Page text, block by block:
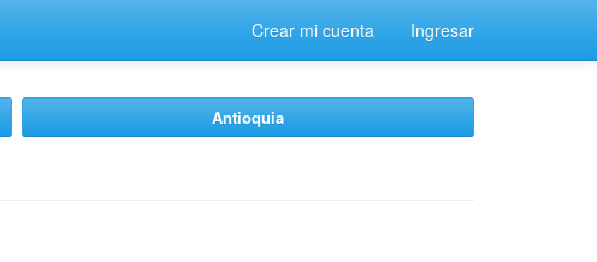
Crear mi cuenta Ingresar
Antioquia